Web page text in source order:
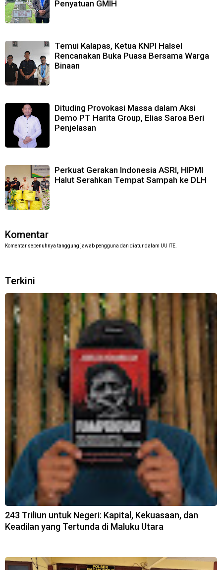
Penyatuan GMIH
Temui Kalapas, Ketua KNPI Halsel
Rencanakan Buka Puasa Bersama Warga
Binaan
Dituding Provokasi Massa dalam Aksi
Demo PT Harita Group, Elias Saroa Beri
Penjelasan
Perkuat Gerakan Indonesia ASRI, HIPMI
Halut Serahkan Tempat Sampah ke DLH
Komentar
Komentar sepenuhnya tanggung jawab pengguna dan diatur dalam UU ITE.
Terkini
243 Triliun untuk Negeri: Kapital, Kekuasaan, dan
Keadilan yang Tertunda di Maluku Utara